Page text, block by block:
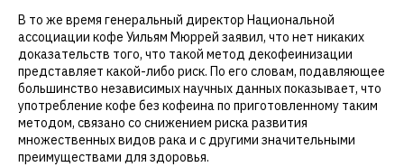
В то же время генеральный директор Национальной
ассоциации кофе Уильям Мюррей заявил, что нет никаких
доказательств того, что такой метод декофеинизации
представляет какой-либо риск. По его словам, подавляющее
большинство независимых научных данных показывает, что
употребление кофе без кофеина по приготовленному таким
методом, связано со снижением риска развития
множественных видов рака и с другими значительными
преимуществами для здоровья.